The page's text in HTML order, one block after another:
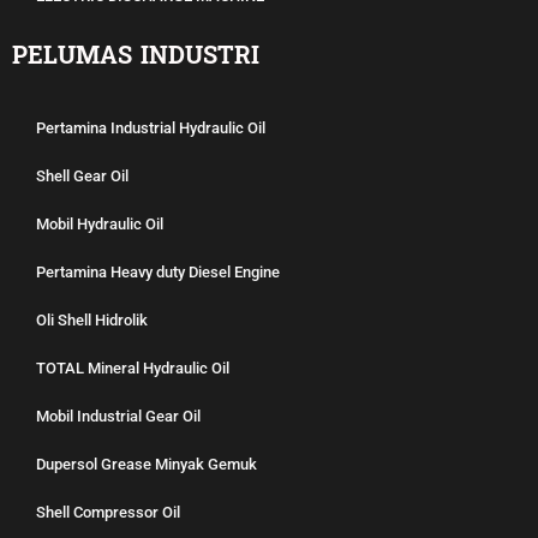
PELUMAS INDUSTRI
Pertamina Industrial Hydraulic Oil
Shell Gear Oil
Mobil Hydraulic Oil
Pertamina Heavy duty Diesel Engine
Oli Shell Hidrolik
TOTAL Mineral Hydraulic Oil
Mobil Industrial Gear Oil
Dupersol Grease Minyak Gemuk
Shell Compressor Oil